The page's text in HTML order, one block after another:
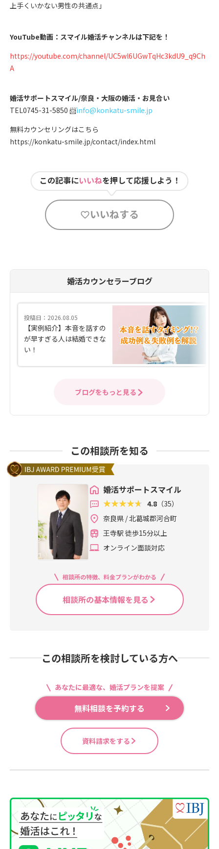
上手くいかない男性の共通点」
YouTube動画：スマイル婚活チャンネルは下記を！
https://youtube.com/channel/UC5wl6UGwTqHc3kdU9_q9Ch
A
婚活サポートスマイル/奈良・大阪の婚活・お見合い
TEL0745-31-5850 📨info@konkatu-smile.jp
無料カウンセリングはこちら
https://konkatu-smile.jp/contact/index.html
この記事にいいねを押して応援しよう！
いいねする
婚活カウンセラーブログ
投稿日：2026.08.05
【実例紹介】本音を話すの
が早すぎる人は結婚できな
い！
ブログをもっと見る
この相談所を知る
婚活サポートスマイル
4.8 （35）
奈良県 / 北葛城郡河合町
王寺駅 徒歩15分以上
オンライン面談対応
相談所の特徴、料金プランがわかる
相談所の基本情報を見る
この相談所を検討している方へ
あなたに最適な、婚活プランを提案
無料相談を予約する
資料請求をする